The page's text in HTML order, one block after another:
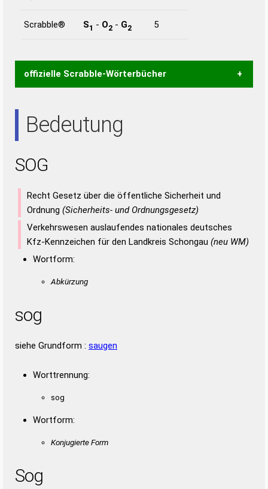
Scrabble® S1 - O2 - G2 5
offizielle Scrabble-Wörterbücher
Wortanalyse-Algorithmus gute Anhaltspunkte zu
Wortbedeutung, Worttrennung und Wortform, um die
bestimmen!
Duden – Standardwerk in 12 Bänden
Duden – Richtiges und gutes
Deutsch
Bedeutung
SOG
Recht Gesetz über die öffentliche Sicherheit und
Ordnung (Sicherheits- und Ordnungsgesetz)
Verkehrswesen auslaufendes nationales deutsches
Kfz-Kennzeichen für den Landkreis Schongau (neu WM)
Wortform:
Abkürzung
sog
siehe Grundform : saugen
Worttrennung:
sog
Wortform:
Konjugierte Form
Sog